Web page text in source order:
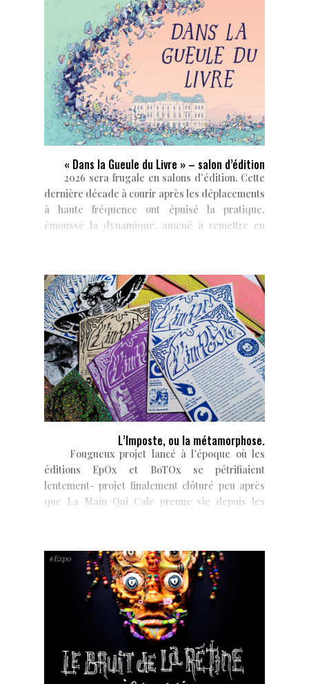
« Dans la Gueule du Livre » – salon d’édition
2026 sera frugale en salons d’édition. Cette
dernière décade à courir après les déplacements
à haute fréquence ont épuisé la pratique,
émoussé la dynamique, amené à remettre en
L’Imposte, ou la métamorphose.
Fougueux projet lancé à l’époque où les
éditions EpOx et BoTOx se pétrifiaient
lentement- projet finalement clôturé peu après
que La Main Qui Cale prenne vie depuis les